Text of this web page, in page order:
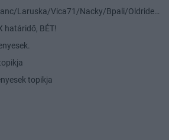
Toka Club/Labanc/Laruska/Vica71/Nacky/Bpali/Oldrider/Josefernando/Mcbull/Kawaszabi
határidő, BÉT!
topikja